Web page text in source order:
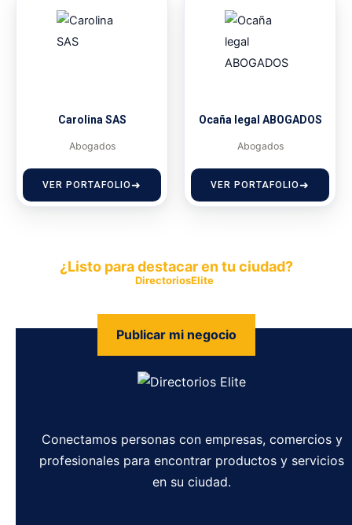
Carolina SAS
Abogados
VER PORTAFOLIO
Ocaña legal ABOGADOS
Abogados
VER PORTAFOLIO
¿Listo para destacar en tu ciudad?
DirectoriosElite
Publicar mi negocio
Conectamos personas con empresas, comercios y
profesionales para encontrar productos y servicios
en su ciudad.